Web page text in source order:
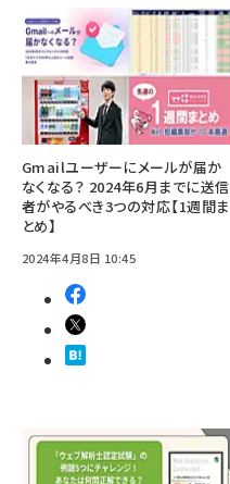
Gmailユーザーにメールが届か
なくなる？ 2024年6月までに送信
者がやるべき3つの対応【1週間ま
とめ】
2024年4月8日 10:45